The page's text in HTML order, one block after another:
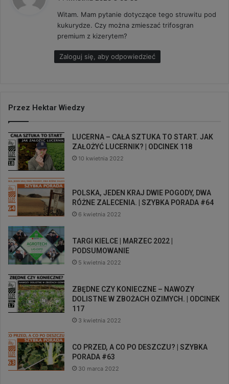
z
e
Witam. Mam pytanie dotyczące tego struwitu pod
kukurydze. Czy można zmieszać trifosgran
premium z kizerytem?
Zaloguj się, aby odpowiedzieć
Przez Hektar Wiedzy
LUCERNA – CAŁA SZTUKA TO START. JAK
ZAŁOŻYĆ LUCERNIK? | ODCINEK 118
10 kwietnia 2022
POLSKA, JEDEN KRAJ DWIE POGODY, DWA
RÓŻNE ZALECENIA. | SZYBKA PORADA #64
6 kwietnia 2022
TARGI KIELCE | MARZEC 2022 |
PODSUMOWANIE
5 kwietnia 2022
ZBĘDNE CZY KONIECZNE – NAWOZY
DOLISTNE W ZBOŻACH OZIMYCH. | ODCINEK
117
3 kwietnia 2022
CO PRZED, A CO PO DESZCZU? | SZYBKA
PORADA #63
30 marca 2022